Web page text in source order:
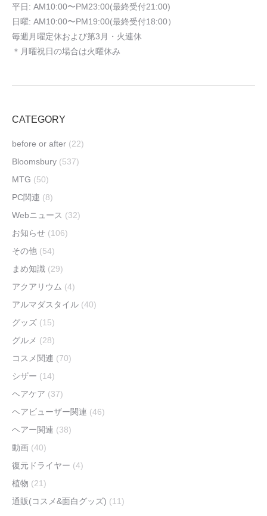
平日: AM10:00〜PM23:00(最終受付21:00)
日曜: AM10:00〜PM19:00(最終受付18:00）
毎週月曜定休および第3月・火連休
＊月曜祝日の場合は火曜休み
CATEGORY
before or after (22)
Bloomsbury (537)
MTG (50)
PC関連 (8)
Webニュース (32)
お知らせ (106)
その他 (54)
まめ知識 (29)
アクアリウム (4)
アルマダスタイル (40)
グッズ (15)
グルメ (28)
コスメ関連 (70)
シザー (14)
ヘアケア (37)
ヘアビューザー関連 (46)
ヘアー関連 (38)
動画 (40)
復元ドライヤー (4)
植物 (21)
通販(コスメ&面白グッズ) (11)